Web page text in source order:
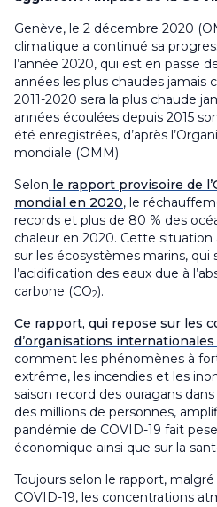
Genève, le 2 décembre 2020
climatique a continué sa
l’année 2020, qui est en passe
années les plus chaudes jamais
2011-2020 sera la plus chaude
années écoulées depuis 2015
été enregistrées, d’après
mondiale (OMM).
Selon le rapport provisoire de
mondial en 2020, le
records et plus de 80 % des
chaleur en 2020. Cette situation
sur les écosystèmes marins, qui
l’acidification des eaux due à
carbone (CO2).
Ce rapport, qui repose sur les
d’organisations internationales
comment les phénomènes à
extrême, les incendies et les
saison record des ouragans
des millions de personnes,
pandémie de COVID-19 fait
économique ainsi que sur la
Toujours selon le rapport,
COVID-19, les concentrations